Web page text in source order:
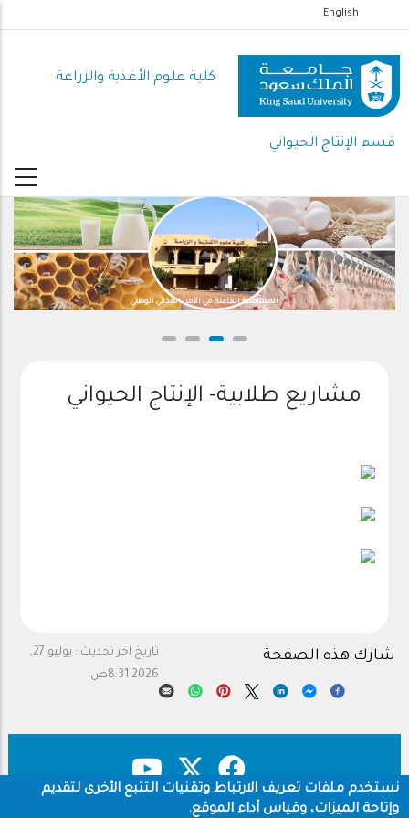
إلى
المحتوى
الرئيسي
English
كلية علوم الأغذية والزراعة
قسم الإنتاج الحيواني
المساهمة الفاعلة في الأمن الغذائي الوطني
مشاريع طلابية- الإنتاج الحيواني
تاريخ آخر تحديث :
يوليو 27,
2026 8:31ص
شارك هذه الصفحة
نستخدم ملفات تعريف الارتباط وتقنيات التتبع الأخرى لتقديم
وإتاحة الميزات، وقياس أداء الموقع.